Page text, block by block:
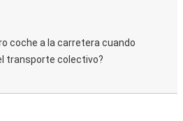
coche a la carretera cuando
transporte colectivo?